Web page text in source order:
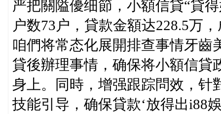
严把關隘優细節，小額信貸“貸
户数73户，貸款金額达228.5万
咱們将常态化展開排查事情牙齒
貸後辦理事情，确保将小額信貸
身上。同時，增强跟踪問效，针
技能引导，确保貸款‘放得出i88